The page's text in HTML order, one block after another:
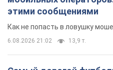
этими сообщениями
Как не попасть в ловушку
6.08.2026 21:02 13,9 т.